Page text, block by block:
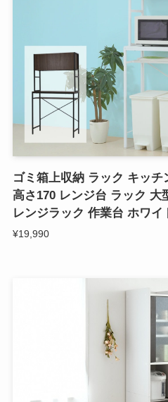
ゴミ箱上収納 ラック キッ
高さ170 レンジ台 ラック 大
レンジラック 作業台 ホワイ
¥19,990